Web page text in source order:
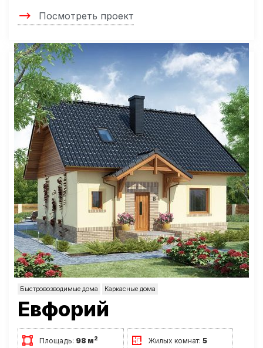
Посмотреть проект
Быстровозводимые дома Каркасные дома
Евфорий
Площадь: 98 м2 Жилых комнат:5